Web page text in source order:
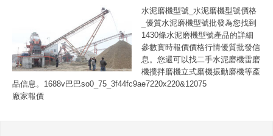
水泥磨機型號_水泥磨機型號價格
_優質水泥磨機型號批發為您找到
1430條水泥磨機型號產品的詳細
參數實時報價價格行情優質批發信
息。您還可以找二手水泥磨機雷磨
機攪拌磨機立式磨機振動磨機等產
品信息。1688v巴巴so0_75_3f44fc9ae7220x220&12075
廠家報價